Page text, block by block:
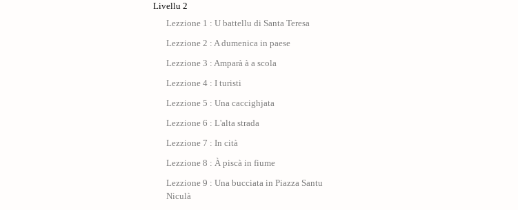
Livellu 2
Lezzione 1 : U battellu di Santa Teresa
Lezzione 2 : A dumenica in paese
Lezzione 3 : Amparà à a scola
Lezzione 4 : I turisti
Lezzione 5 : Una caccighjata
Lezzione 6 : L'alta strada
Lezzione 7 : In cità
Lezzione 8 : À piscà in fiume
Lezzione 9 : Una bucciata in Piazza Santu
Niculà